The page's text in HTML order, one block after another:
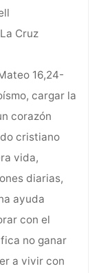
Cruz
16,24-
cargar la
corazón
cristiano
vida,
diarias,
ayuda
con el
no ganar
a vivir con